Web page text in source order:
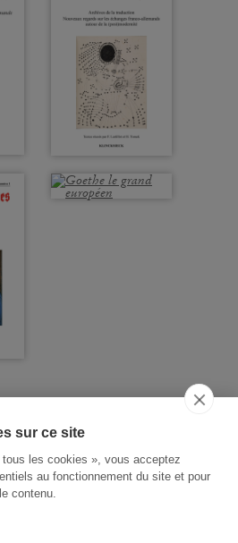
sur ce site
les cookies », vous acceptez
au fonctionnement du site et pour
contenu.
THÉMATIQUE
& PERMISSIONS